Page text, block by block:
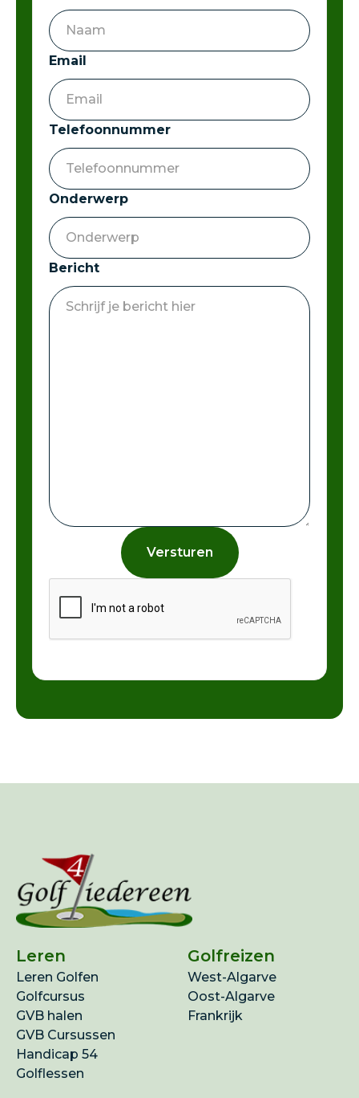
Email
Telefoonnummer
Onderwerp
Bericht
Leren
Leren Golfen
Golfcursus
GVB halen
GVB Cursussen
Handicap 54
Golflessen
Golfreizen
West-Algarve
Oost-Algarve
Frankrijk